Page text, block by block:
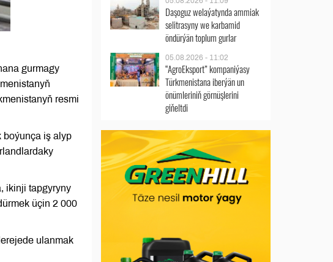
gurmagy
resmi
boýunça iş alyp
ikinji tapgyryny
üçin 2 000
ulanmak
Daşoguz welaýatynda ammiak
selitrasyny we karbamid
öndürýän toplum gurlar
05.08.2026 - 11:02
“AgroEksport” kompaniýasy
Türkmenistana iberýän un
önümleriniň görnüşlerini
giňeltdi